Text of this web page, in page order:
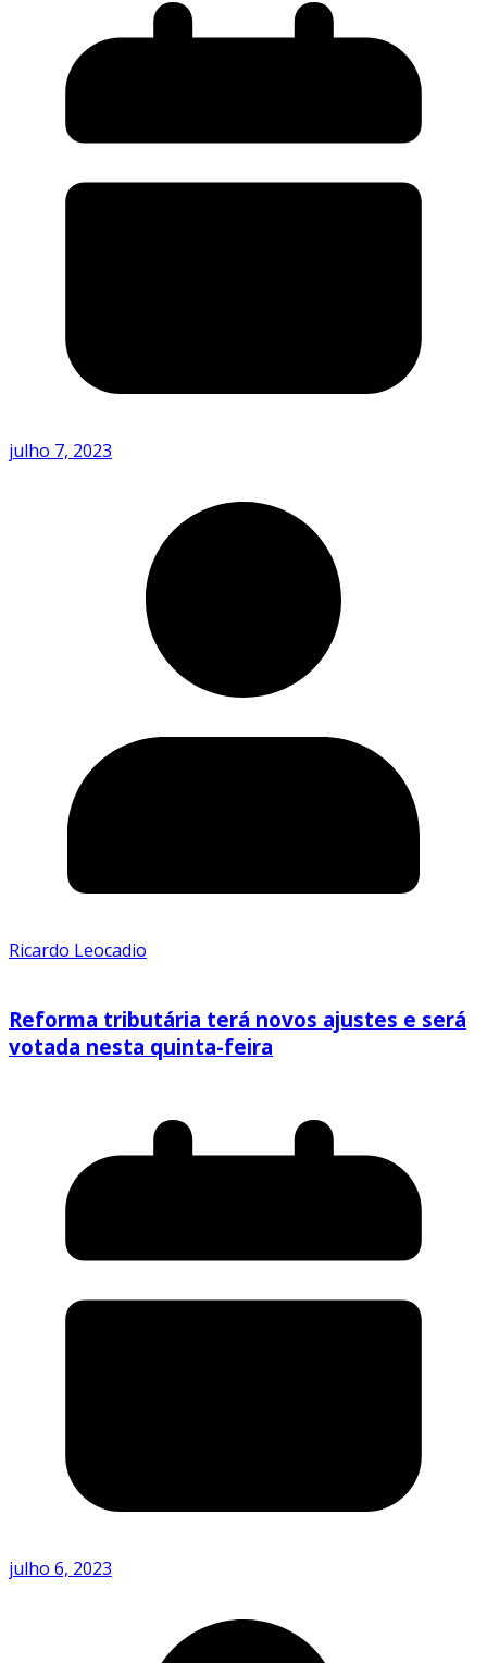
julho 7, 2023
Ricardo Leocadio
Reforma tributária terá novos ajustes e será
votada nesta quinta-feira
julho 6, 2023